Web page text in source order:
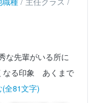
な先輩がいる所に
なる印象 あくまで
全81文字)